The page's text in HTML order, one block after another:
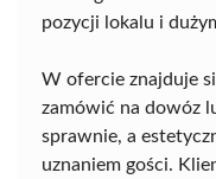
pozycji lokalu i
W ofercie znajduje
zamówić na dowóz
sprawnie, a
uznaniem gości.